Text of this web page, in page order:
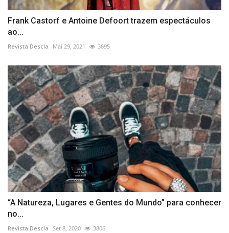
Frank Castorf e Antoine Defoort trazem espectáculos
ao...
Revista Descla Mai 29, 2021 3895
“A Natureza, Lugares e Gentes do Mundo” para conhecer
no...
Revista Descla Set 8, 2020 3806